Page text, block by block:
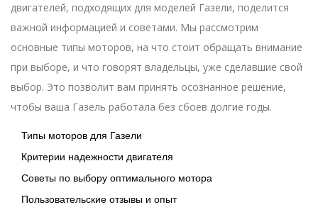
двигателей, подходящих для моделей Газели, поделится
важной информацией и советами. Мы рассмотрим
основные типы моторов, на что стоит обращать внимание
при выборе, и что говорят владельцы, уже сделавшие свой
выбор. Это позволит вам принять осознанное решение,
чтобы ваша Газель работала без сбоев долгие годы.
Типы моторов для Газели
Критерии надежности двигателя
Советы по выбору оптимального мотора
Пользовательские отзывы и опыт